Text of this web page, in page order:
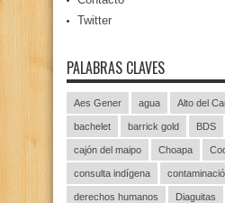
Twitter
PALABRAS CLAVES
Aes Gener agua Alto del
bachelet barrick gold BDS
cajón del maipo Choapa
consulta indígena
derechos humanos Diaguitas